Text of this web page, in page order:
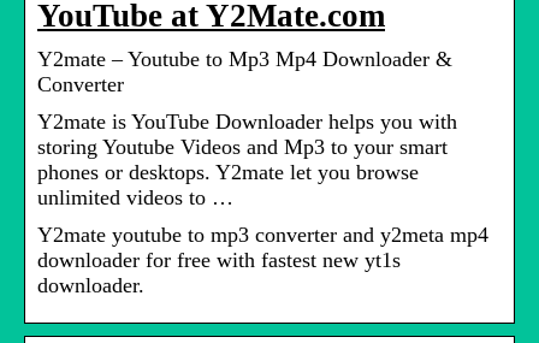
YouTube at Y2Mate.com
Y2mate – Youtube to Mp3 Mp4 Downloader &
Converter
Y2mate is YouTube Downloader helps you with
storing Youtube Videos and Mp3 to your smart
phones or desktops. Y2mate let you browse
unlimited videos to …
Y2mate youtube to mp3 converter and y2meta mp4
downloader for free with fastest new yt1s
downloader.